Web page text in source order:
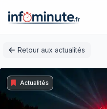
Retour aux actualités
Actualités